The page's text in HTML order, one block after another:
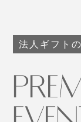
法人ギフト